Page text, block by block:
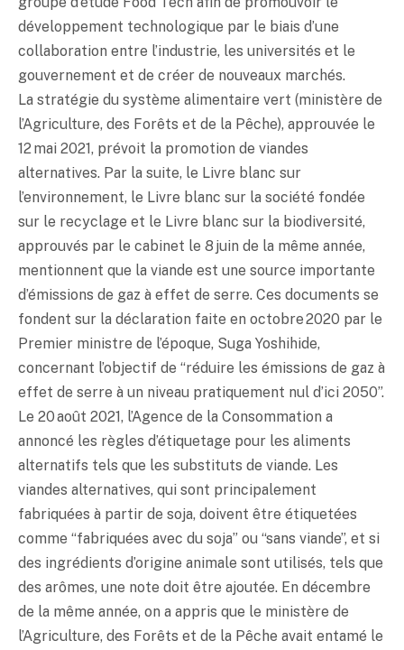
développement technologique par le biais d’une
collaboration entre l’industrie, les universités et le
gouvernement et de créer de nouveaux marchés.
La stratégie du système alimentaire vert (ministère de
l’Agriculture, des Forêts et de la Pêche), approuvée le
12 mai 2021, prévoit la promotion de viandes
alternatives. Par la suite, le Livre blanc sur
l’environnement, le Livre blanc sur la société fondée
sur le recyclage et le Livre blanc sur la biodiversité,
approuvés par le cabinet le 8 juin de la même année,
mentionnent que la viande est une source importante
d’émissions de gaz à effet de serre. Ces documents se
fondent sur la déclaration faite en octobre 2020 par le
Premier ministre de l’époque, Suga Yoshihide,
concernant l’objectif de “réduire les émissions de gaz à
effet de serre à un niveau pratiquement nul d’ici 2050”.
Le 20 août 2021, l’Agence de la Consommation a
annoncé les règles d’étiquetage pour les aliments
alternatifs tels que les substituts de viande. Les
viandes alternatives, qui sont principalement
fabriquées à partir de soja, doivent être étiquetées
comme “fabriquées avec du soja” ou “sans viande”, et si
des ingrédients d’origine animale sont utilisés, tels que
des arômes, une note doit être ajoutée. En décembre
de la même année, on a appris que le ministère de
l’Agriculture, des Forêts et de la Pêche avait entamé le